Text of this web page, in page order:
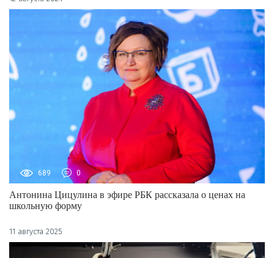
689 0
Антонина Цицулина в эфире РБК рассказала о ценах на
школьную форму
11 августа 2025